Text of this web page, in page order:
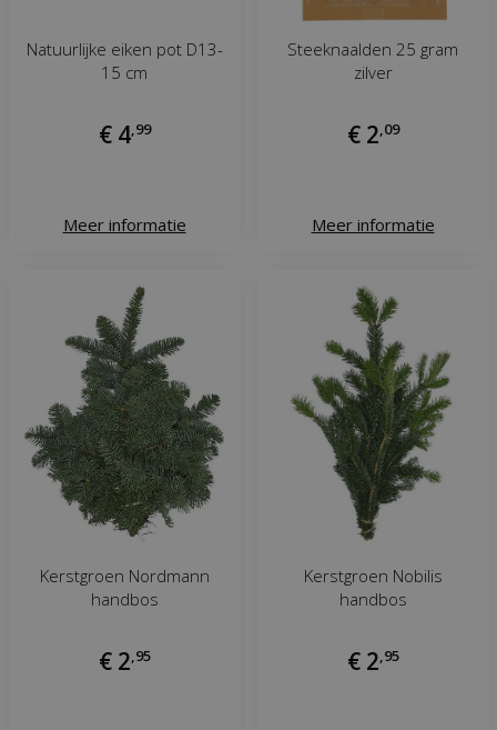
Natuurlijke eiken pot D13-
15 cm
€ 4 99
Meer informatie
Steeknaalden 25 gram
zilver
€ 2 09
Meer informatie
Kerstgroen Nordmann
handbos
€ 2 95
Kerstgroen Nobilis
handbos
€ 2 95